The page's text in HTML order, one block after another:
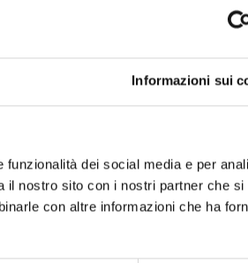
Informazioni sui
dei social media e per
nostro sito con i nostri partner che si
con altre informazioni che ha